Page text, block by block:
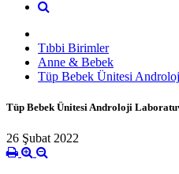
Tıbbi Birimler
Anne & Bebek
Tüp Bebek Ünitesi
Tüp Bebek Ünitesi Androloji
26 Şubat 2022